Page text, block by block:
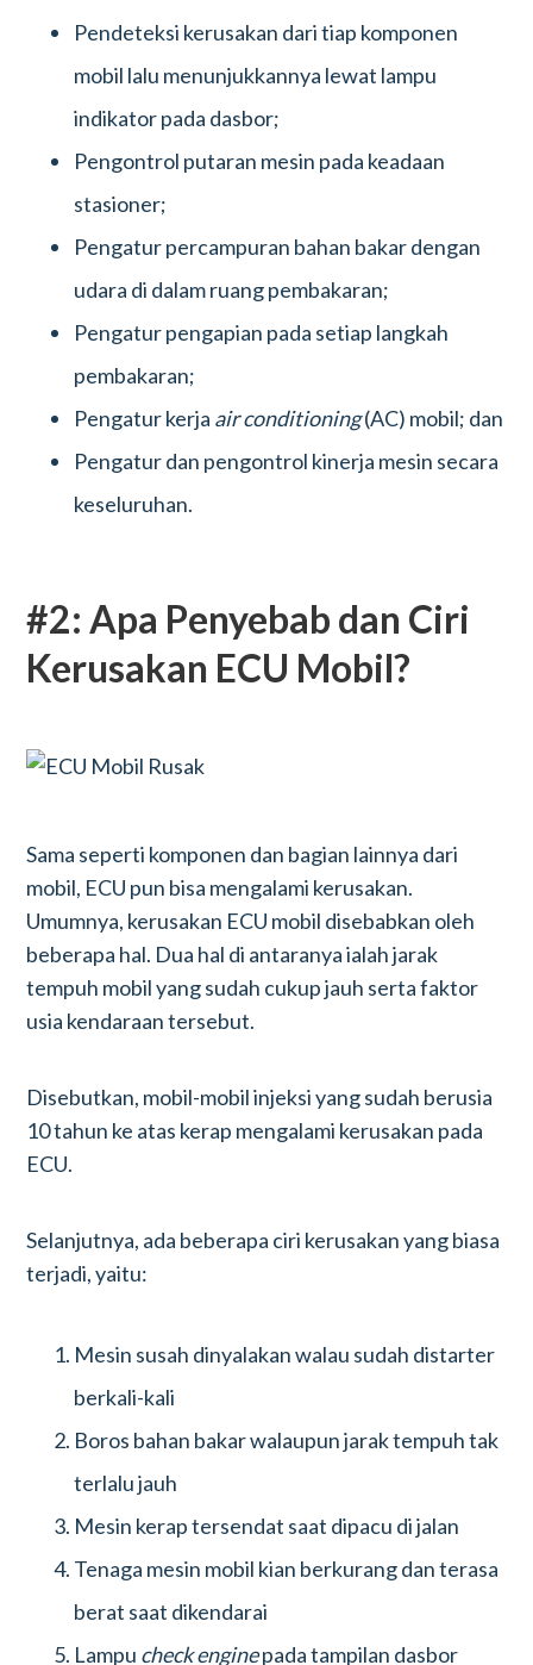
Pendeteksi kerusakan dari tiap komponen
mobil lalu menunjukkannya lewat lampu
indikator pada dasbor;
Pengontrol putaran mesin pada keadaan
stasioner;
Pengatur percampuran bahan bakar dengan
udara di dalam ruang pembakaran;
Pengatur pengapian pada setiap langkah
pembakaran;
Pengatur kerja air conditioning(AC) mobil; dan
Pengatur dan pengontrol kinerja mesin secara
keseluruhan.
#2: Apa Penyebab dan Ciri
Kerusakan ECU Mobil?
Sama seperti komponen dan bagian lainnya dari
mobil, ECU pun bisa mengalami kerusakan.
Umumnya, kerusakan ECU mobil disebabkan oleh
beberapa hal. Dua hal di antaranya ialah jarak
tempuh mobil yang sudah cukup jauh serta faktor
usia kendaraan tersebut.
Disebutkan, mobil-mobil injeksi yang sudah berusia
10 tahun ke atas kerap mengalami kerusakan pada
ECU.
Selanjutnya, ada beberapa ciri kerusakan yang biasa
terjadi, yaitu:
Mesin susah dinyalakan walau sudah distarter
berkali-kali
Boros bahan bakar walaupun jarak tempuh tak
terlalu jauh
Mesin kerap tersendat saat dipacu di jalan
Tenaga mesin mobil kian berkurang dan terasa
berat saat dikendarai
Lampu check enginepada tampilan dasbor